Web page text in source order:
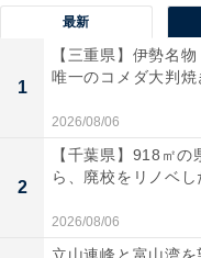
最新
1
【三重県】伊勢名
唯一のコメダ大判
2026/08/06
2
【千葉県】918㎡
ら、廃校をリノベ
2026/08/06